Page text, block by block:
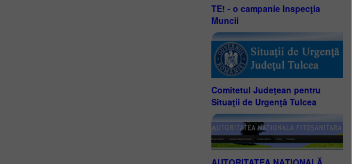
TE! - o campanie Inspecţia
Muncii
Comitetul Judeţean pentru
Situaţii de Urgenţă Tulcea